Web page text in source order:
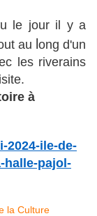
le jour il y a
au ong d'un
les riverains
à
2024-ile-de-
halle-pajol-